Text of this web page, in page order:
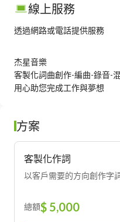
線上服務
透過網路或電話提供服務
杰星音樂
客製化詞曲創作-編曲-錄音-
用心助您完成工作與夢想
方案
客製化作詞
以客戶需要的方向創作字
總額$ 5,000